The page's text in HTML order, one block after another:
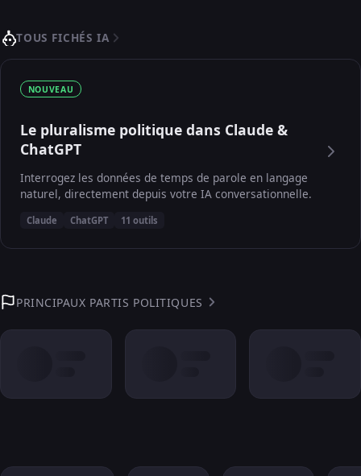
TOUS FICHÉS IA
NOUVEAU
Le pluralisme politique dans Claude &
ChatGPT
Interrogez les données de temps de parole en langage
naturel, directement depuis votre IA conversationnelle.
Claude ChatGPT 11 outils
PRINCIPAUX PARTIS POLITIQUES